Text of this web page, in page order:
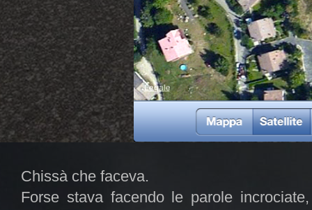
Chissà che faceva.
Forse stava facendo le parole